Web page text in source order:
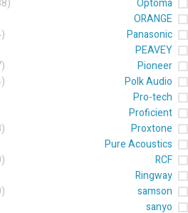
Optoma
(138)
ORANGE
Panasonic
(44)
PEAVEY
Pioneer
(57)
Polk Audio
(14)
Pro-tech
Proficient
Proxtone
(28)
Pure Acoustics
RCF
(20)
Ringway
samson
(10)
sanyo